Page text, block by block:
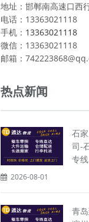
地址：邯郸南高速口西
电话：13363021118
手机： 13363021118
微信：13363021118
邮箱：
热点新闻
石
司-
专线
2026-08-01
青